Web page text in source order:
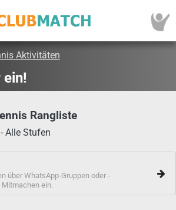
Aktivitäten
ein!
Rangliste
Alle Stufen
über WhatsApp-Gruppen oder -
ein.